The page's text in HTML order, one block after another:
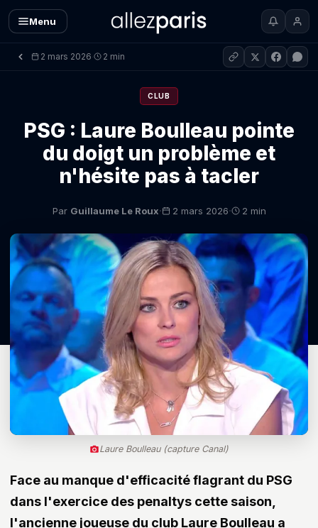
Menu
2 mars 2026· 2 min
CLUB
PSG : Laure Boulleau pointe
du doigt un problème et
n'hésite pas à tacler
Par Guillaume Le Roux· 2 mars 2026· 2 min
Laure Boulleau (capture Canal)
Face au manque d'efficacité flagrant du PSG
dans l'exercice des penaltys cette saison,
l'ancienne joueuse du club Laure Boulleau a